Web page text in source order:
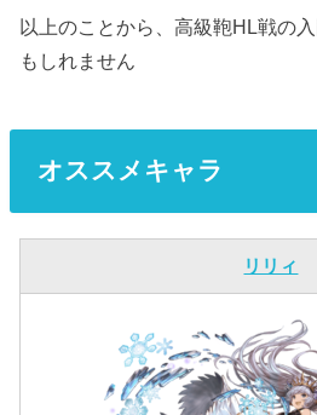
以上のことから、高級鞄HL戦の
もしれません
オススメキャラ
リリィ